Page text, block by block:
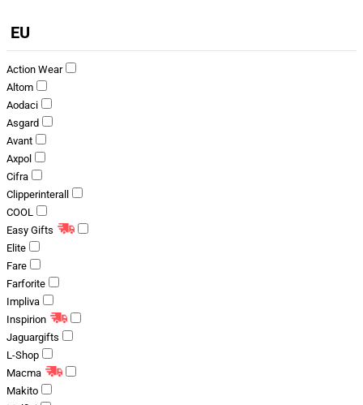
EU
Action Wear
Altom
Aodaci
Asgard
Avant
Axpol
Cifra
Clipperinterall
COOL
Easy Gifts
Elite
Fare
Farforite
Impliva
Inspirion
Jaguargifts
L-Shop
Macma
Makito